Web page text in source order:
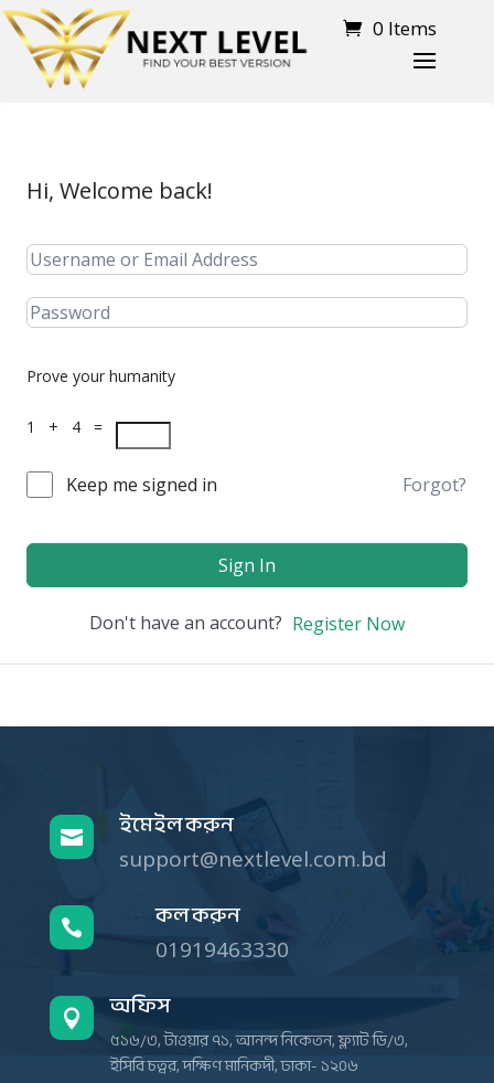
0 Items
Hi, Welcome back!
Prove your humanity
1 + 4 =
Keep me signed in Forgot?
Sign In
Don't have an account? Register Now
 ইমেইল করুন
support@nextlevel.com.bd
 কল করুন
01919463330
 অফিস
৫১৬/৩, টাওয়ার ৭১, আনন্দ নিকেতন, ফ্ল্যাট ডি/৩,
ইসিবি চত্বর, দক্ষিণ মানিকদী, ঢাকা- ১২০৬